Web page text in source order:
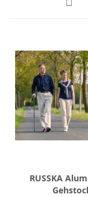
RUSSKA